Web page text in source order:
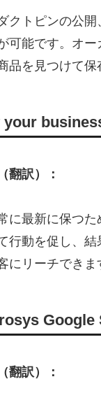
クトピンの公
可能です。オ
品を見つけて保
your
翻訳）：
に最新に保つ
行動を促し、
にリーチできま
Google
翻訳）：